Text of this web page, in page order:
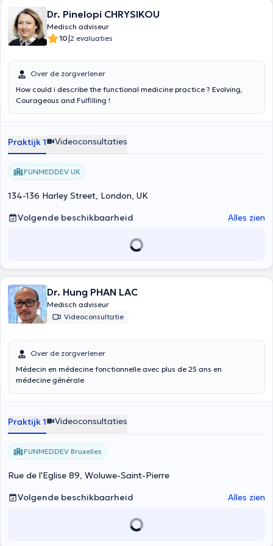
Dr. Pinelopi CHRYSIKOU
Medisch adviseur
10|2 evaluaties
Over de zorgverlener
How could i describe the functional medicine practice ? Evolving,
Courageous and Fulfilling !
Praktijk 1 Videoconsultaties
FUNMEDDEV UK
134-136 Harley Street, London, UK
Volgende beschikbaarheid
Alles zien
Dr. Hung PHAN LAC
Medisch adviseur
Videoconsultatie
Over de zorgverlener
Médecin en médecine fonctionnelle avec plus de 25 ans en
médecine générale
Praktijk 1 Videoconsultaties
FUNMEDDEV Bruxelles
Rue de l'Eglise 89, Woluwe-Saint-Pierre
Volgende beschikbaarheid
Alles zien